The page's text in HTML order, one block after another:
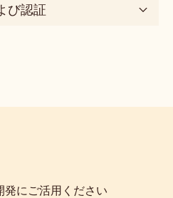
び認証
にご活用ください